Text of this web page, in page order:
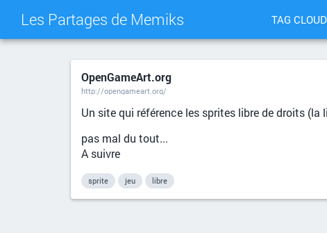
Les Partages de Memiks TAG CLOUD
OpenGameArt.org
http://opengameart.org/
Un site qui référence les sprites libre de droits
pas mal du tout...
A suivre
sprite jeu libre